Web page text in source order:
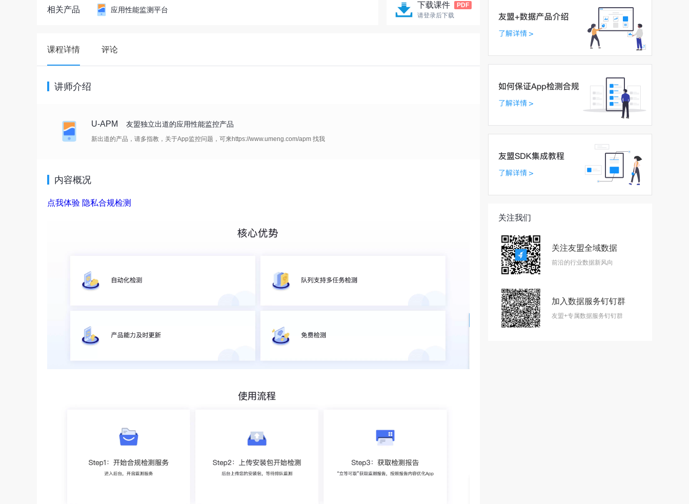
相关产品 应用性能监测平台
下载课件
PDF
请登录后下载
课程详情 评论
讲师介绍
U-APM 友盟独立出道的应用性能监控产品
新出道的产品，请多指教，关于App监控问题，可来https://www.umeng.com/apm 找我
内容概况
点我体验 隐私合规检测
关注我们
关注友盟全域数据
前沿的行业数据新风向
加入数据服务钉钉群
友盟+专属数据服务钉钉群